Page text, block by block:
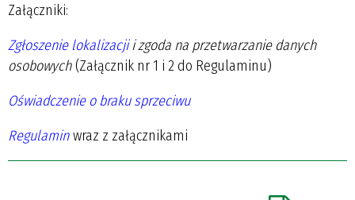
Załączniki:
Zgłoszenie lokalizacjii zgoda na przetwarzanie danych
osobowych(Załącznik nr 1 i 2 do Regulaminu)
Oświadczenie o braku sprzeciwu
Regulaminwraz z załącznikami